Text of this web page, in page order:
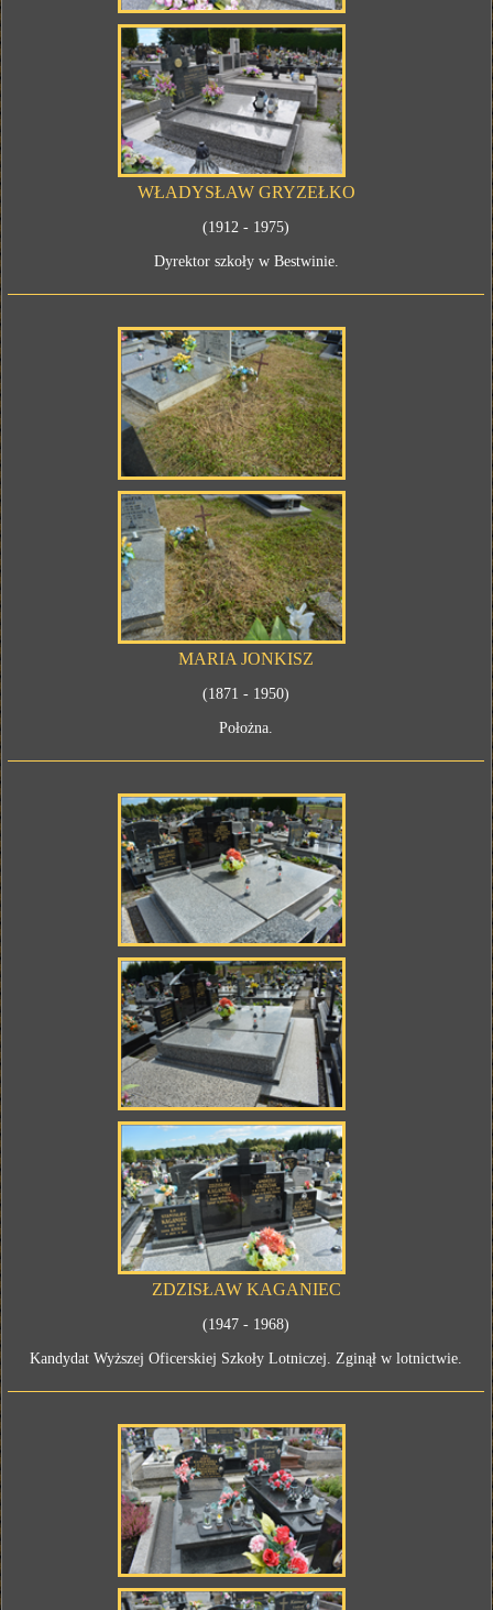
WŁADYSŁAW GRYZEŁKO
(1912 - 1975)
Dyrektor szkoły w Bestwinie.
MARIA JONKISZ
(1871 - 1950)
Położna.
ZDZISŁAW KAGANIEC
(1947 - 1968)
Kandydat Wyższej Oficerskiej Szkoły Lotniczej. Zginął w lotnictwie.